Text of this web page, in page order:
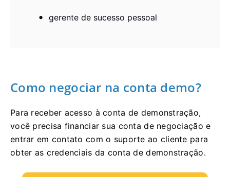
gerente de sucesso pessoal
Como negociar na conta demo?
Para receber acesso à conta de demonstração,
você precisa financiar sua conta de negociação e
entrar em contato com o suporte ao cliente para
obter as credenciais da conta de demonstração.